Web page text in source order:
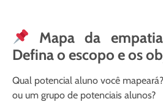
Mapa da
Defina o escopo e os
Qual potencial aluno você
ou um grupo de potenciais alunos?